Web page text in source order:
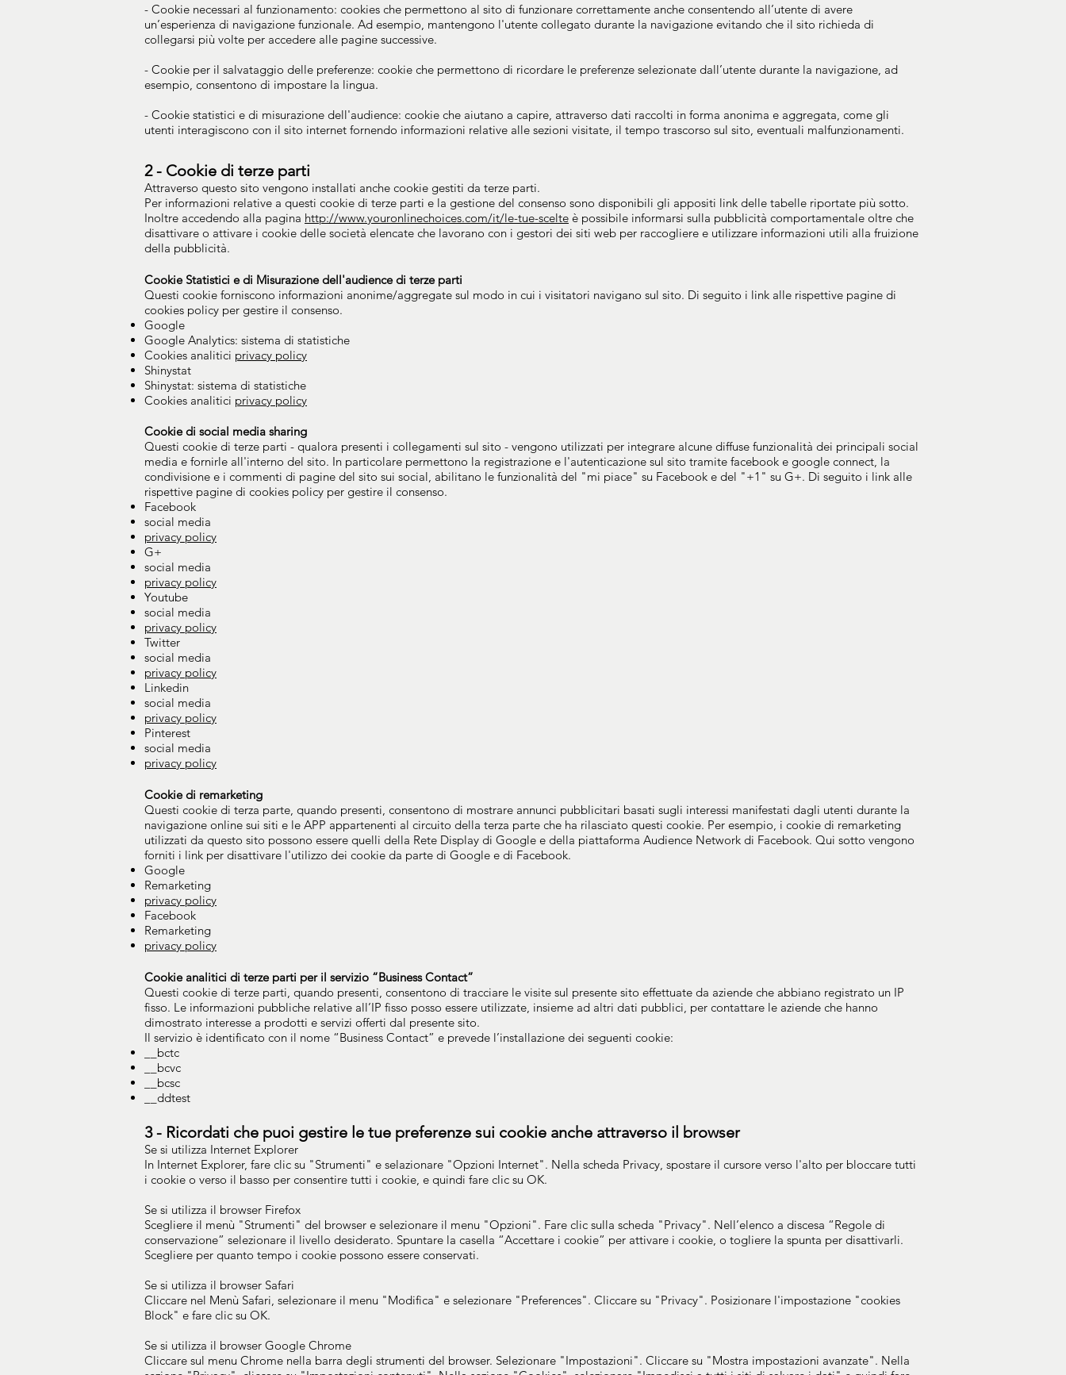
- Cookie necessari al funzionamento: cookies che permettono al sito di funzionare correttamente anche consentendo all’utente di avere
un’esperienza di navigazione funzionale. Ad esempio, mantengono l'utente collegato durante la navigazione evitando che il sito richieda di
collegarsi più volte per accedere alle pagine successive.
- Cookie per il salvataggio delle preferenze: cookie che permettono di ricordare le preferenze selezionate dall’utente durante la navigazione, ad
esempio, consentono di impostare la lingua.
- Cookie statistici e di misurazione dell'audience: cookie che aiutano a capire, attraverso dati raccolti in forma anonima e aggregata, come gli
utenti interagiscono con il sito internet fornendo informazioni relative alle sezioni visitate, il tempo trascorso sul sito, eventuali malfunzionamenti.
2 - Cookie di terze parti
Attraverso questo sito vengono installati anche cookie gestiti da terze parti.
Per informazioni relative a questi cookie di terze parti e la gestione del consenso sono disponibili gli appositi link delle tabelle riportate più sotto.
Inoltre accedendo alla pagina http://www.youronlinechoices.com/it/le-tue-scelte è possibile informarsi sulla pubblicità comportamentale oltre che
disattivare o attivare i cookie delle società elencate che lavorano con i gestori dei siti web per raccogliere e utilizzare informazioni utili alla fruizione
della pubblicità.
Cookie Statistici e di Misurazione dell'audience di terze parti
Questi cookie forniscono informazioni anonime/aggregate sul modo in cui i visitatori navigano sul sito. Di seguito i link alle rispettive pagine di
cookies policy per gestire il consenso.
Google
Google Analytics: sistema di statistiche
Cookies analitici privacy policy
Shinystat
Shinystat: sistema di statistiche
Cookies analitici privacy policy
Cookie di social media sharing
Questi cookie di terze parti - qualora presenti i collegamenti sul sito - vengono utilizzati per integrare alcune diffuse funzionalità dei principali social
media e fornirle all'interno del sito. In particolare permettono la registrazione e l'autenticazione sul sito tramite facebook e google connect, la
condivisione e i commenti di pagine del sito sui social, abilitano le funzionalità del "mi piace" su Facebook e del "+1" su G+. Di seguito i link alle
rispettive pagine di cookies policy per gestire il consenso.
Facebook
social media
privacy policy
G+
social media
privacy policy
Youtube
social media
privacy policy
Twitter
social media
privacy policy
Linkedin
social media
privacy policy
Pinterest
social media
privacy policy
Cookie di remarketing
Questi cookie di terza parte, quando presenti, consentono di mostrare annunci pubblicitari basati sugli interessi manifestati dagli utenti durante la
navigazione online sui siti e le APP appartenenti al circuito della terza parte che ha rilasciato questi cookie. Per esempio, i cookie di remarketing
utilizzati da questo sito possono essere quelli della Rete Display di Google e della piattaforma Audience Network di Facebook. Qui sotto vengono
forniti i link per disattivare l'utilizzo dei cookie da parte di Google e di Facebook.
Google
Remarketing
privacy policy
Facebook
Remarketing
privacy policy
Cookie analitici di terze parti per il servizio “Business Contact”
Questi cookie di terze parti, quando presenti, consentono di tracciare le visite sul presente sito effettuate da aziende che abbiano registrato un IP
fisso. Le informazioni pubbliche relative all’IP fisso posso essere utilizzate, insieme ad altri dati pubblici, per contattare le aziende che hanno
dimostrato interesse a prodotti e servizi offerti dal presente sito.
Il servizio è identificato con il nome “Business Contact” e prevede l’installazione dei seguenti cookie:
__bctc
__bcvc
__bcsc
__ddtest
3 - Ricordati che puoi gestire le tue preferenze sui cookie anche attraverso il browser
Se si utilizza Internet Explorer
In Internet Explorer, fare clic su "Strumenti" e selazionare "Opzioni Internet". Nella scheda Privacy, spostare il cursore verso l'alto per bloccare tutti
i cookie o verso il basso per consentire tutti i cookie, e quindi fare clic su OK.
Se si utilizza il browser Firefox
Scegliere il menù "Strumenti" del browser e selezionare il menu "Opzioni". Fare clic sulla scheda "Privacy". Nell’elenco a discesa “Regole di
conservazione” selezionare il livello desiderato. Spuntare la casella “Accettare i cookie” per attivare i cookie, o togliere la spunta per disattivarli.
Scegliere per quanto tempo i cookie possono essere conservati.
Se si utilizza il browser Safari
Cliccare nel Menù Safari, selezionare il menu "Modifica" e selezionare "Preferences". Cliccare su "Privacy". Posizionare l'impostazione "cookies
Block" e fare clic su OK.
Se si utilizza il browser Google Chrome
Cliccare sul menu Chrome nella barra degli strumenti del browser. Selezionare "Impostazioni". Cliccare su "Mostra impostazioni avanzate". Nella